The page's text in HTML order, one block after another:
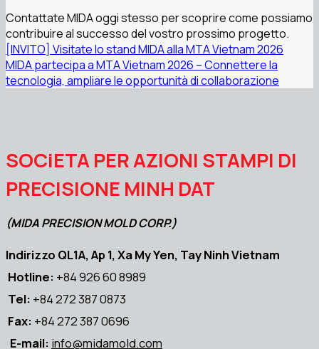
Contattate MIDA oggi stesso per scoprire come possiamo
contribuire al successo del vostro prossimo progetto.
[INVITO] Visitate lo stand MIDA alla MTA Vietnam 2026
MIDA partecipa a MTA Vietnam 2026 – Connettere la
tecnologia, ampliare le opportunità di collaborazione
SOCiETA PER AZIONI STAMPI DI
PRECISIONE MINH DAT
(MIDA PRECISION MOLD CORP.)
Indirizzo QL1A, Ap 1, Xa My Yen, Tay Ninh Vietnam
Hotline: +84 926 60 8989
Tel: +84 272 387 0873
Fax: +84 272 387 0696
E-mail: info@midamold.com